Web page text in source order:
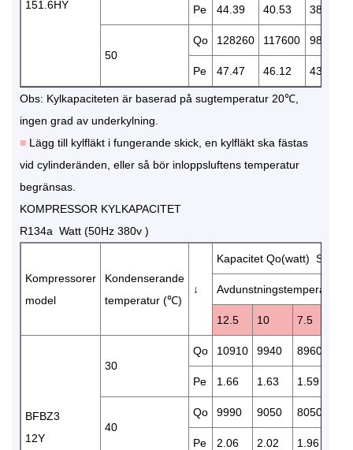
151.6HY
Pe 44.39 40.53 38.55
50
Qo 128260 117600 98300
Pe 47.47 46.12 43.26
Obs: Kylkapaciteten är baserad på sugtemperatur 20℃,
ingen grad av underkylning.
■ Lägg till kylfläkt i fungerande skick, en kylfläkt ska fästas
vid cylinderänden, eller så bör inloppsluftens temperatur
begränsas.
KOMPRESSOR KYLKAPACITET
R134a Watt (50Hz 380v )
Kompressorer
model
Kondenserande
temperatur (℃)
↓
Kapacitet Qo(watt)
Avdunstningstemperatur
12.5 10 7.5
BFBZ3
12Y
30
Qo 10910 9940 8960
Pe 1.66 1.63 1.59
40
Qo 9990 9050 8050
Pe 2.06 2.02 1.96